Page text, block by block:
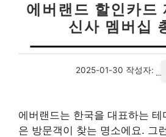
에버랜드 할인카드
신사 멤버십
2025-01-30 작성자:
에버랜드는 한국을 대표하는
은 방문객이 찾는 명소에요. 그